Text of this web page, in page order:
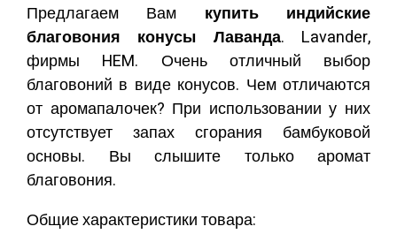
Предлагаем Вам купить индийские
благовония конусы Лаванда. Lavander,
фирмы HEM. Очень отличный выбор
благовоний в виде конусов. Чем отличаются
от аромапалочек? При использовании у них
отсутствует запах сгорания бамбуковой
основы. Вы слышите только аромат
благовония.
Общие характеристики товара: